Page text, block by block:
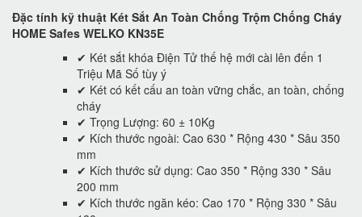
Đặc tính kỹ thuật Két Sắt An Toàn Chống Trộm Chống Cháy
HOME Safes WELKO KN35E
✔ Két sắt khóa Điện Tử thế hệ mới cài lên đến 1
Triệu Mã Số tùy ý
✔ Két có kết cấu an toàn vững chắc, an toàn, chống
cháy
✔ Trọng Lượng: 60 ± 10Kg
✔ Kích thước ngoài: Cao 630 * Rộng 430 * Sâu 350
mm
✔ Kích thước sử dụng: Cao 350 * Rộng 330 * Sâu
200 mm
✔ Kích thước ngăn kéo: Cao 170 * Rộng 330 * Sâu